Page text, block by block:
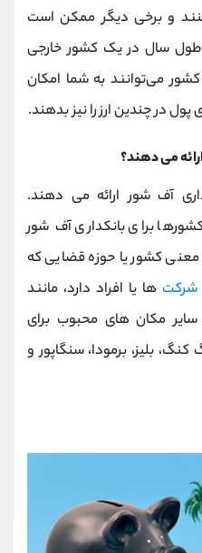
و برخی دیگر ممکن است
سال در یک کشور خارجی
می‌توانند به شما امکان
پول در چندین ارز را نیز بدهند.
می دهند؟
آف‌ شور ارائه می دهند.
برای بانکداری آف‌ شور
کشور یا حوزه قضایی که
شرکت ها یا افراد دارد، مانند
سایر مکان های محبوب برای
بلیز، برمودا، سنگاپور و